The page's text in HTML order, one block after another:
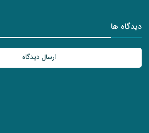
دیدگاه ها
ارسال دیدگاه